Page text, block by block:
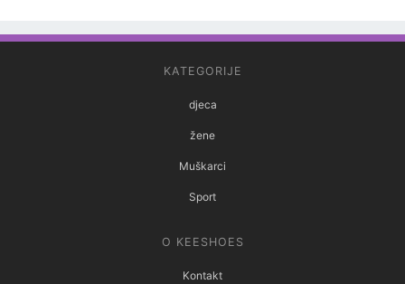
KATEGORIJE
djeca
žene
Muškarci
Sport
O KEESHOES
Kontakt